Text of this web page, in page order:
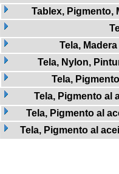
Tablex, Pigmento,
Tela, Madera
Tela, Nylon,
Tela, Pigmento
Tela, Pigmento al
Tela, Pigmento al
Tela, Pigmento al